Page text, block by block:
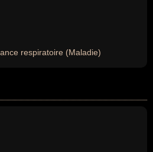
respiratoire (Maladie)